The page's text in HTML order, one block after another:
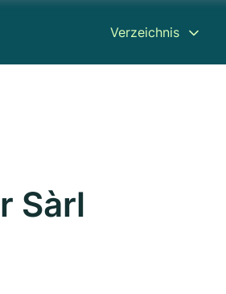
Verzeichnis
Sàrl